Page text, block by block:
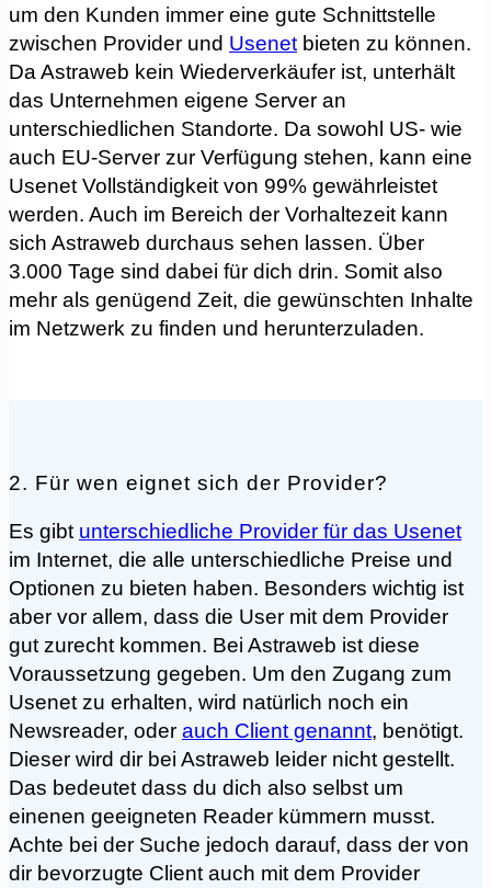
um den Kunden immer eine gute Schnittstelle
zwischen Provider und Usenetbieten zu können.
Da Astraweb kein Wiederverkäufer ist, unterhält
das Unternehmen eigene Server an
unterschiedlichen Standorte. Da sowohl US- wie
auch EU-Server zur Verfügung stehen, kann eine
Usenet Vollständigkeit von 99% gewährleistet
werden. Auch im Bereich der Vorhaltezeit kann
sich Astraweb durchaus sehen lassen. Über
3.000 Tage sind dabei für dich drin. Somit also
mehr als genügend Zeit, die gewünschten Inhalte
im Netzwerk zu finden und herunterzuladen.
2. Für wen eignet sich der Provider?
Es gibt unterschiedliche Provider für das Usenet
im Internet, die alle unterschiedliche Preise und
Optionen zu bieten haben. Besonders wichtig ist
aber vor allem, dass die User mit dem Provider
gut zurecht kommen. Bei Astraweb ist diese
Voraussetzung gegeben. Um den Zugang zum
Usenet zu erhalten, wird natürlich noch ein
Newsreader, oder auch Client genannt, benötigt.
Dieser wird dir bei Astraweb leider nicht gestellt.
Das bedeutet dass du dich also selbst um
einenen geeigneten Reader kümmern musst.
Achte bei der Suche jedoch darauf, dass der von
dir bevorzugte Client auch mit dem Provider